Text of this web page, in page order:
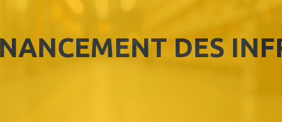
DES